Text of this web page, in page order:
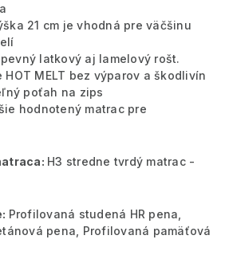
21 cm je vhodná pre väčšinu
latkový aj lamelový rošt.
MELT bez výparov a škodlivín
poťah na zips
hodnotený matrac pre
H3 stredne tvrdý matrac -
Profilovaná studená HR pena,
pena, Profilovaná pamäťová